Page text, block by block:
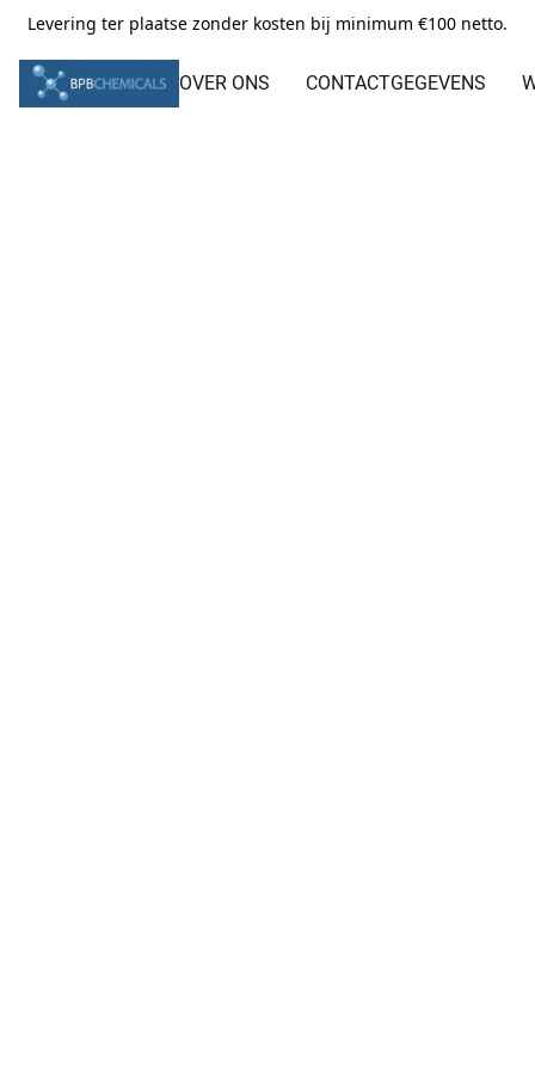
Levering ter plaatse zonder kosten bij minimum €100 netto.
OVER ONS CONTACTGEGEVENS